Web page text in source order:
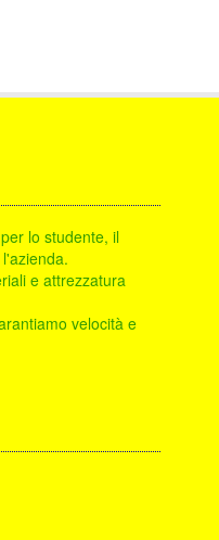
lo studente, il
e attrezzatura
velocità e